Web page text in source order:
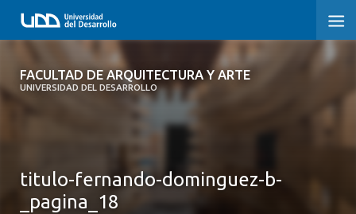
FACULTAD DE ARQUITECTURA Y ARTE
UNIVERSIDAD DEL DESARROLLO
FACULTAD DE ARQUITECTURA Y ARTE
CARRERA
titulo-fernando-dominguez-b-
_pagina_18